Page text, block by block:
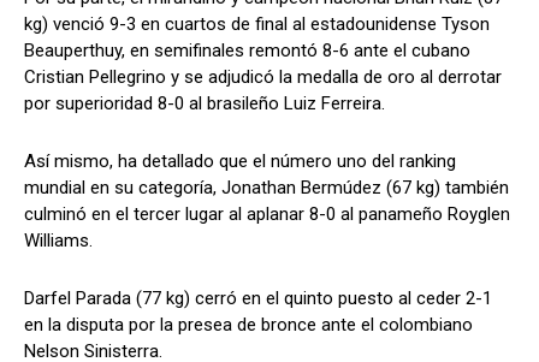
kg) venció 9-3 en cuartos de final al estadounidense Tyson
Beauperthuy, en semifinales remontó 8-6 ante el cubano
Cristian Pellegrino y se adjudicó la medalla de oro al derrotar
por superioridad 8-0 al brasileño Luiz Ferreira.
Así mismo, ha detallado que el número uno del ranking
mundial en su categoría, Jonathan Bermúdez (67 kg) también
culminó en el tercer lugar al aplanar 8-0 al panameño Royglen
Williams.
Darfel Parada (77 kg) cerró en el quinto puesto al ceder 2-1
en la disputa por la presea de bronce ante el colombiano
Nelson Sinisterra.